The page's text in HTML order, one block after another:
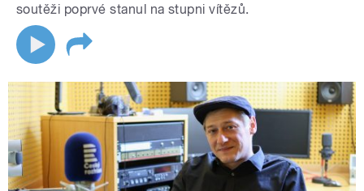
soutěži poprvé stanul na stupni vítězů.